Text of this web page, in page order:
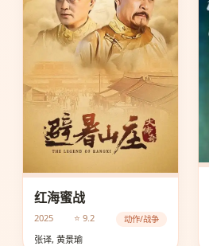
红海蜜战
2025 ⭐ 9.2 动作/战争
张译, 黄景瑜